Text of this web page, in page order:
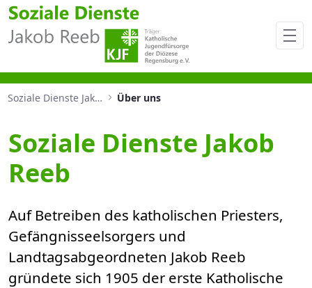
Einrichtung für die kirchliche
Soziale Dienste Jakob Reeb Über uns
Soziale Dienste Jakob
Reeb
Auf Betreiben des katholischen Priesters,
Gefängnisseelsorgers und
Landtagsabgeordneten Jakob Reeb
gründete sich 1905 der erste Katholische